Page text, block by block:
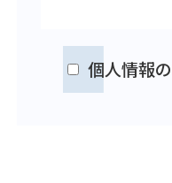
個人情報